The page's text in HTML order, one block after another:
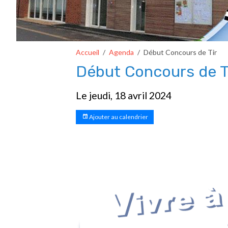
Accueil Agenda Début Concours de Tir
Début Concours de
Le jeudi, 18 avril 2024
Ajouter au calendrier